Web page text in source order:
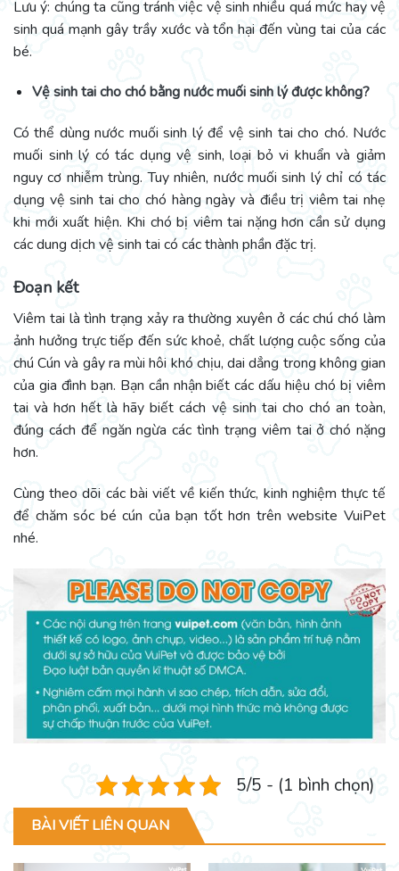
Lưu ý: chúng ta cũng tránh việc vệ sinh nhiều quá mức hay vệ
sinh quá mạnh gây trầy xước và tổn hại đến vùng tai của các
bé.
Vệ sinh tai cho chó bằng nước muối sinh lý được không?
Có thể dùng nước muối sinh lý để vệ sinh tai cho chó. Nước
muối sinh lý có tác dụng vệ sinh, loại bỏ vi khuẩn và giảm
nguy cơ nhiễm trùng. Tuy nhiên, nước muối sinh lý chỉ có tác
dụng vệ sinh tai cho chó hàng ngày và điều trị viêm tai nhẹ
khi mới xuất hiện. Khi chó bị viêm tai nặng hơn cần sử dụng
các dung dịch vệ sinh tai có các thành phần đặc trị.
Đoạn kết
Viêm tai là tình trạng xảy ra thường xuyên ở các chú chó làm
ảnh hưởng trực tiếp đến sức khoẻ, chất lượng cuộc sống của
chú Cún và gây ra mùi hôi khó chịu, dai dẳng trong không gian
của gia đình bạn. Bạn cần nhận biết các dấu hiệu chó bị viêm
tai và hơn hết là hãy biết cách vệ sinh tai cho chó an toàn,
đúng cách để ngăn ngừa các tình trạng viêm tai ở chó nặng
hơn.
Cùng theo dõi các bài viết về kiến thức, kinh nghiệm thực tế
để chăm sóc bé cún của bạn tốt hơn trên website VuiPet
nhé.
5/5 - (1 bình chọn)
BÀI VIẾT LIÊN QUAN